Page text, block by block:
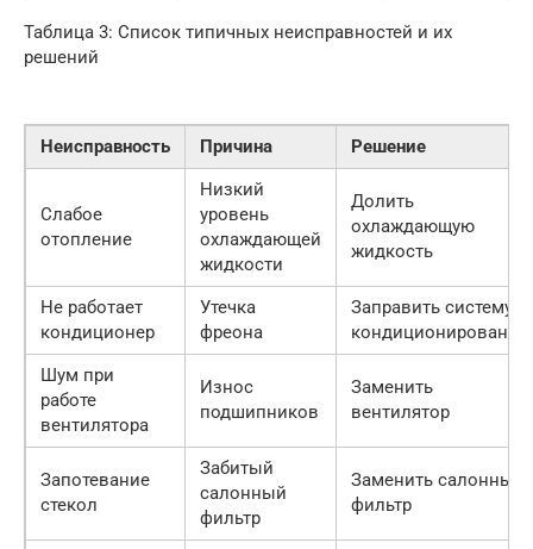
Таблица 3: Список типичных неисправностей и их
решений
Неисправность Причина Решение
Слабое
отопление
Низкий
уровень
охлаждающей
жидкости
Долить
охлаждающую
жидкость
Не работает
кондиционер
Утечка
фреона
Заправить систему
кондиционирования
Шум при
работе
вентилятора
Износ
подшипников
Заменить
вентилятор
Запотевание
стекол
Забитый
салонный
фильтр
Заменить салонный
фильтр